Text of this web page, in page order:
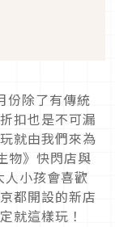
份除了有傳統
扣也是不可漏
就由我們來為
物》快閃店與
人小孩會喜歡
都開設的新店
就這樣玩！